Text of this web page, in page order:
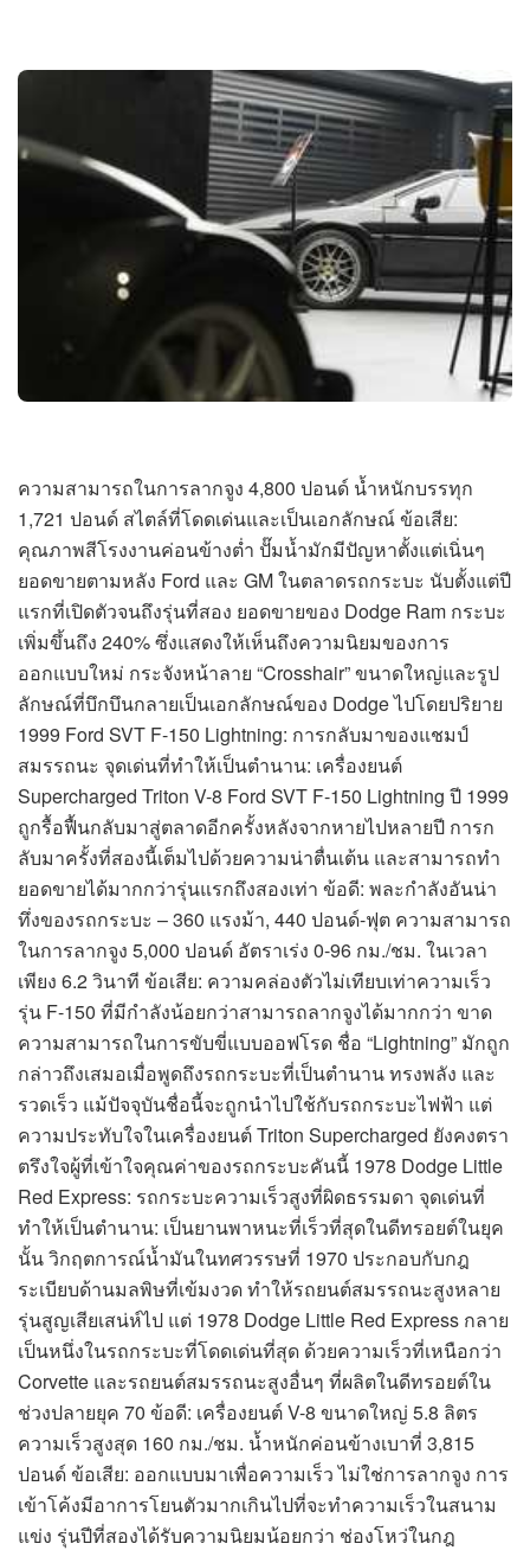
ความสามารถในการลากจูง 4,800 ปอนด์ น้ำหนักบรรทุก
1,721 ปอนด์ สไตล์ที่โดดเด่นและเป็นเอกลักษณ์ ข้อเสีย:
คุณภาพสีโรงงานค่อนข้างต่ำ ปั๊มน้ำมักมีปัญหาตั้งแต่เนิ่นๆ
ยอดขายตามหลัง Ford และ GM ในตลาดรถกระบะ นับตั้งแต่ปี
แรกที่เปิดตัวจนถึงรุ่นที่สอง ยอดขายของ Dodge Ram กระบะ
เพิ่มขึ้นถึง 240% ซึ่งแสดงให้เห็นถึงความนิยมของการ
ออกแบบใหม่ กระจังหน้าลาย “Crosshair” ขนาดใหญ่และรูป
ลักษณ์ที่บึกบึนกลายเป็นเอกลักษณ์ของ Dodge ไปโดยปริยาย
1999 Ford SVT F-150 Lightning: การกลับมาของแชมป์
สมรรถนะ จุดเด่นที่ทำให้เป็นตำนาน: เครื่องยนต์
Supercharged Triton V-8 Ford SVT F-150 Lightning ปี 1999
ถูกรื้อฟื้นกลับมาสู่ตลาดอีกครั้งหลังจากหายไปหลายปี การก
ลับมาครั้งที่สองนี้เต็มไปด้วยความน่าตื่นเต้น และสามารถทำ
ยอดขายได้มากกว่ารุ่นแรกถึงสองเท่า ข้อดี: พละกำลังอันน่า
ทึ่งของรถกระบะ – 360 แรงม้า, 440 ปอนด์-ฟุต ความสามารถ
ในการลากจูง 5,000 ปอนด์ อัตราเร่ง 0-96 กม./ชม. ในเวลา
เพียง 6.2 วินาที ข้อเสีย: ความคล่องตัวไม่เทียบเท่าความเร็ว
รุ่น F-150 ที่มีกำลังน้อยกว่าสามารถลากจูงได้มากกว่า ขาด
ความสามารถในการขับขี่แบบออฟโรด ชื่อ “Lightning” มักถูก
กล่าวถึงเสมอเมื่อพูดถึงรถกระบะที่เป็นตำนาน ทรงพลัง และ
รวดเร็ว แม้ปัจจุบันชื่อนี้จะถูกนำไปใช้กับรถกระบะไฟฟ้า แต่
ความประทับใจในเครื่องยนต์ Triton Supercharged ยังคงตรา
ตรึงใจผู้ที่เข้าใจคุณค่าของรถกระบะคันนี้ 1978 Dodge Little
Red Express: รถกระบะความเร็วสูงที่ผิดธรรมดา จุดเด่นที่
ทำให้เป็นตำนาน: เป็นยานพาหนะที่เร็วที่สุดในดีทรอยต์ในยุค
นั้น วิกฤตการณ์น้ำมันในทศวรรษที่ 1970 ประกอบกับกฎ
ระเบียบด้านมลพิษที่เข้มงวด ทำให้รถยนต์สมรรถนะสูงหลาย
รุ่นสูญเสียเสน่ห์ไป แต่ 1978 Dodge Little Red Express กลาย
เป็นหนึ่งในรถกระบะที่โดดเด่นที่สุด ด้วยความเร็วที่เหนือกว่า
Corvette และรถยนต์สมรรถนะสูงอื่นๆ ที่ผลิตในดีทรอยต์ใน
ช่วงปลายยุค 70 ข้อดี: เครื่องยนต์ V-8 ขนาดใหญ่ 5.8 ลิตร
ความเร็วสูงสุด 160 กม./ชม. น้ำหนักค่อนข้างเบาที่ 3,815
ปอนด์ ข้อเสีย: ออกแบบมาเพื่อความเร็ว ไม่ใช่การลากจูง การ
เข้าโค้งมีอาการโยนตัวมากเกินไปที่จะทำความเร็วในสนาม
แข่ง รุ่นปีที่สองได้รับความนิยมน้อยกว่า ช่องโหว่ในกฎ